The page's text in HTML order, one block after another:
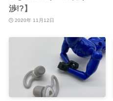
渉!?】
2020年 11月12日